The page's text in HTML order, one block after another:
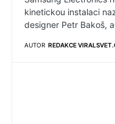
kinetickou instalaci
designer Petr Bakoš,
AUTOR REDAKCE